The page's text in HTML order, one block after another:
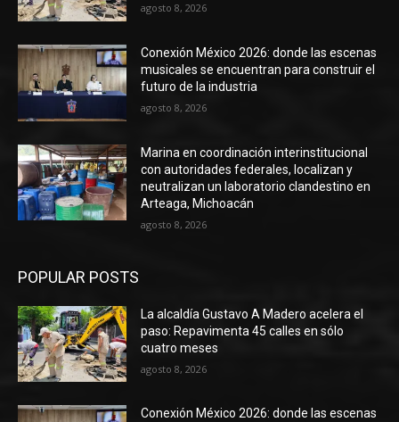
agosto 8, 2026
Conexión México 2026: donde las escenas
musicales se encuentran para construir el
futuro de la industria
agosto 8, 2026
Marina en coordinación interinstitucional
con autoridades federales, localizan y
neutralizan un laboratorio clandestino en
Arteaga, Michoacán
agosto 8, 2026
POPULAR POSTS
La alcaldía Gustavo A Madero acelera el
paso: Repavimenta 45 calles en sólo
cuatro meses
agosto 8, 2026
Conexión México 2026: donde las escenas